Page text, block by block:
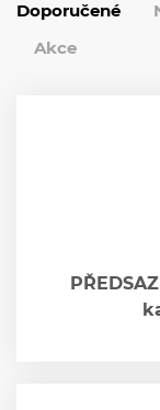
Doporučené
Akce